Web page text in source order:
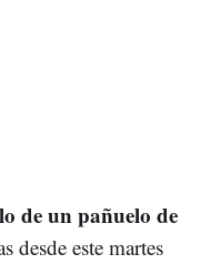
de un pañuelo de
desde este martes